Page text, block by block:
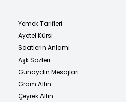
Yemek Tarifleri
Ayetel Kürsi
Saatlerin Anlamı
Aşk Sözleri
Günaydın Mesajları
Gram Altın
Çeyrek Altın